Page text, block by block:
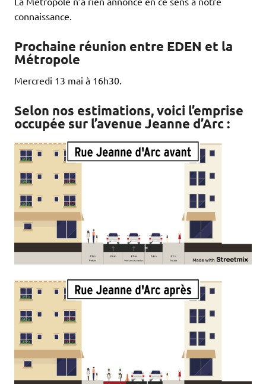
connaissance.
Prochaine réunion entre EDEN et la
Métropole
Mercredi 13 mai à 16h30.
Selon nos estimations, voici l’emprise
occupée sur l’avenue Jeanne d’Arc :